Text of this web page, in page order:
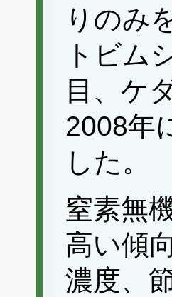
りのみ
トビム
目、ケ
2008年
した。
窒素無
高い傾
濃度、